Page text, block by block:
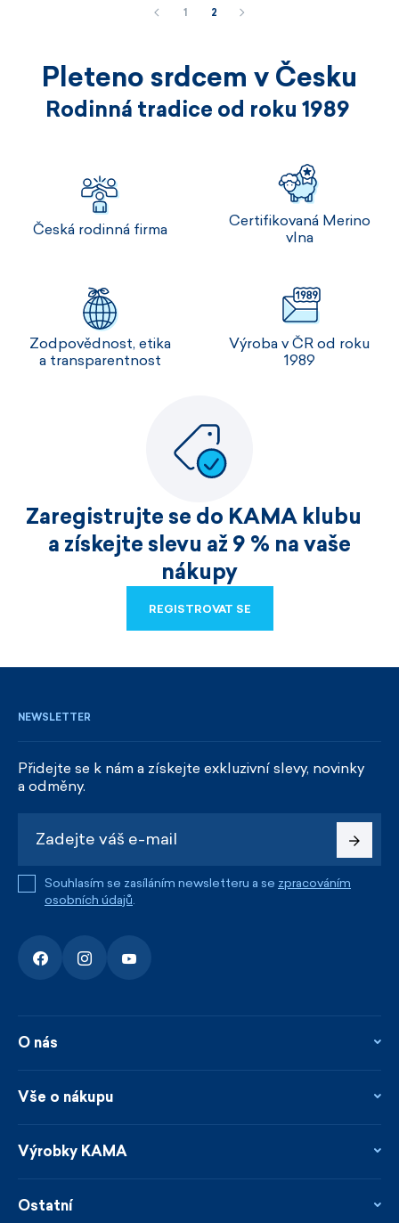
1 2
Pleteno srdcem v Česku
Rodinná tradice od roku 1989
Česká rodinná firma
Certifikovaná Merino
vlna
Zodpovědnost, etika
a transparentnost
Výroba v ČR od roku
1989
Zaregistrujte se do KAMA klubu
a získejte slevu až 9 % na vaše
nákupy
REGISTROVAT SE
NEWSLETTER
Přidejte se k nám a získejte exkluzivní slevy, novinky
a odměny.
Souhlasím se zasíláním newsletteru a se zpracováním
osobních údajů.
O nás
Kontakty
Novinky
Vše o nákupu
Věrnostní program
Prodejci
Výrobky KAMA
Udržitelnost
Ostatní